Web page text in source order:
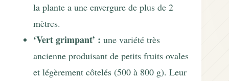
la plante a une envergure de plus de 2
mètres.
‘Vert grimpant’ : une variété très
ancienne produisant de petits fruits ovales
et légèrement côtelés (500 à 800 g). Leur